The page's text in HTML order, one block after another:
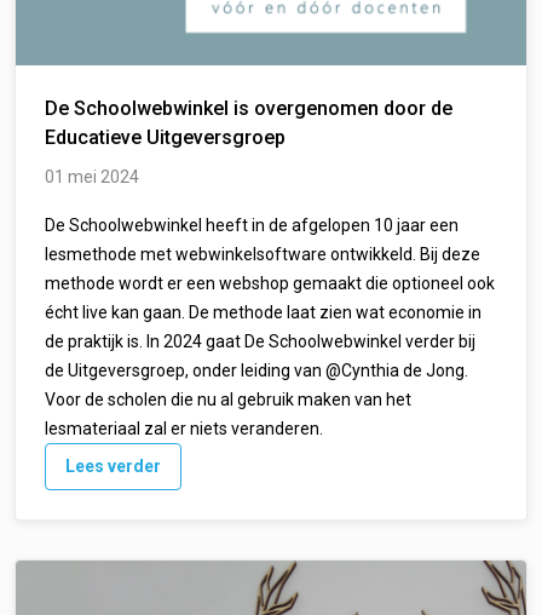
De Schoolwebwinkel is overgenomen door de
Educatieve Uitgeversgroep
01 mei 2024
De Schoolwebwinkel heeft in de afgelopen 10 jaar een
lesmethode met webwinkelsoftware ontwikkeld. Bij deze
methode wordt er een webshop gemaakt die optioneel ook
écht live kan gaan. De methode laat zien wat economie in
de praktijk is. In 2024 gaat De Schoolwebwinkel verder bij
de Uitgeversgroep, onder leiding van @Cynthia de Jong.
Voor de scholen die nu al gebruik maken van het
lesmateriaal zal er niets veranderen.
Lees verder